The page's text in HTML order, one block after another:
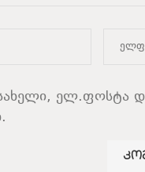
სახელი, ელ.ფოსტა